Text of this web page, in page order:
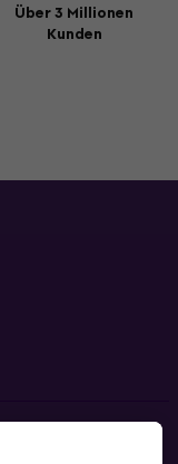
Über 3 Millionen
Kunden